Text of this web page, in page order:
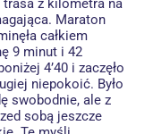
trasa z kilometra na
Maraton
całkiem
9 minut i 42
4’40 i zaczęło
niepokoić. Było
swobodnie, ale z
sobą jeszcze